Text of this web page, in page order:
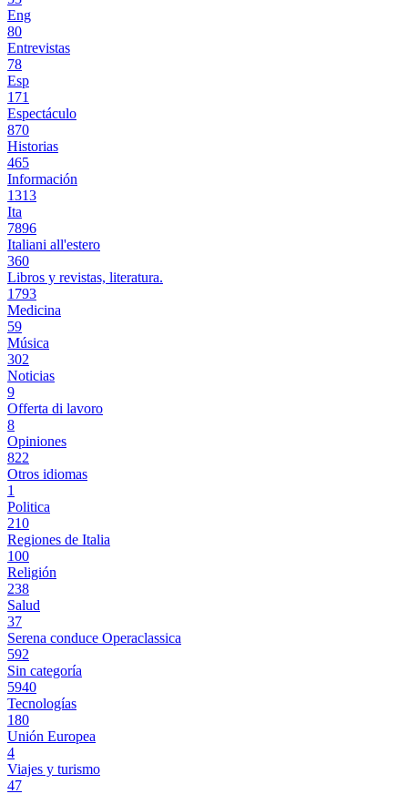
Eng
80
Entrevistas
78
Esp
171
Espectáculo
870
Historias
465
Información
1313
Ita
7896
Italiani all'estero
360
Libros y revistas, literatura.
1793
Medicina
59
Música
302
Noticias
9
Offerta di lavoro
8
Opiniones
822
Otros idiomas
1
Politica
210
Regiones de Italia
100
Religión
238
Salud
37
Serena conduce Operaclassica
592
Sin categoría
5940
Tecnologías
180
Unión Europea
4
Viajes y turismo
47